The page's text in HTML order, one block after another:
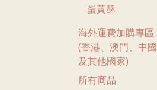
蛋黃酥
海外運費加購專區
(香港、澳門、中國
及其他國家)
所有商品